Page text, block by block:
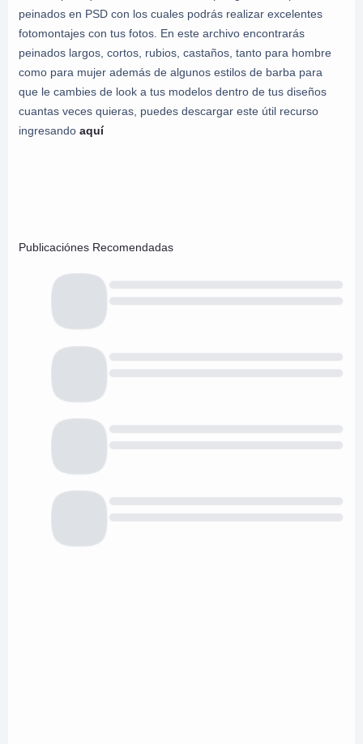
peinados en PSD con los cuales podrás realizar excelentes
fotomontajes con tus fotos. En este archivo encontrarás
peinados largos, cortos, rubios, castaños, tanto para hombre
como para mujer además de algunos estilos de barba para
que le cambies de look a tus modelos dentro de tus diseños
cuantas veces quieras, puedes descargar este útil recurso
ingresando aquí
Publicaciónes Recomendadas